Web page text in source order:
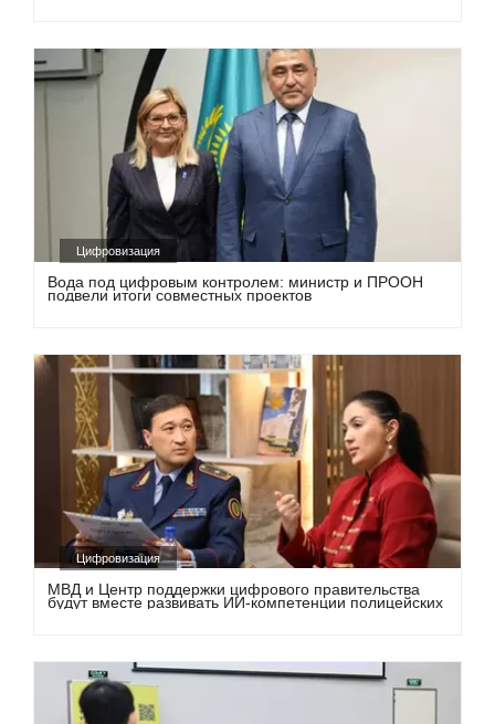
Цифровизация
Вода под цифровым контролем: министр и ПРООН
подвели итоги совместных проектов
Цифровизация
МВД и Центр поддержки цифрового правительства
будут вместе развивать ИИ-компетенции полицейских